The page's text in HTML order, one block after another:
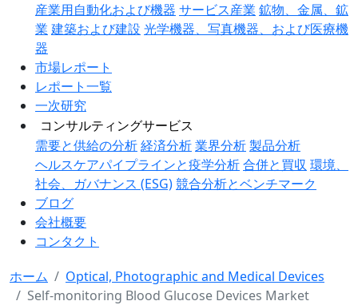
産業用自動化および機器 サービス産業 鉱物、金属、鉱
業 建築および建設 光学機器、写真機器、および医療機
器
市場レポート
レポート一覧
一次研究
コンサルティングサービス
需要と供給の分析経済分析業界分析製品分析
ヘルスケアパイプラインと疫学分析合併と買収 環境、
社会、ガバナンス (ESG)競合分析とベンチマーク
ブログ
会社概要
コンタクト
ホーム
Optical, Photographic and Medical Devices
Self-monitoring Blood Glucose Devices Market